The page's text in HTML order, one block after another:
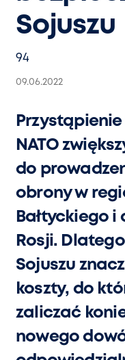
Sojuszu
94
09.06.2022
NATO
do
obrony w
Bałtyckiego
Rosji.
Sojuszu
koszty, do
zaliczać
nowego